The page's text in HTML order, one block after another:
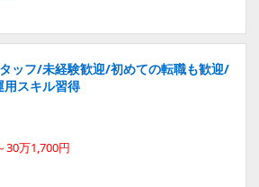
ッフ/未経験歓迎/初めての転職も歓迎/
スキル習得
30万1,700円